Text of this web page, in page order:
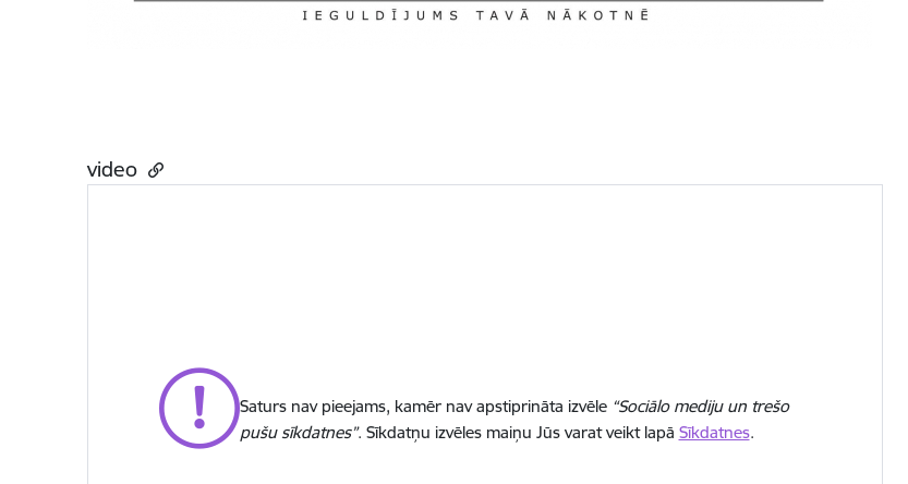
video
Saturs nav pieejams, kamēr nav apstiprināta izvēle “Sociālo mediju un trešo
pušu sīkdatnes”. Sīkdatņu izvēles maiņu Jūs varat veikt lapā Sīkdatnes.